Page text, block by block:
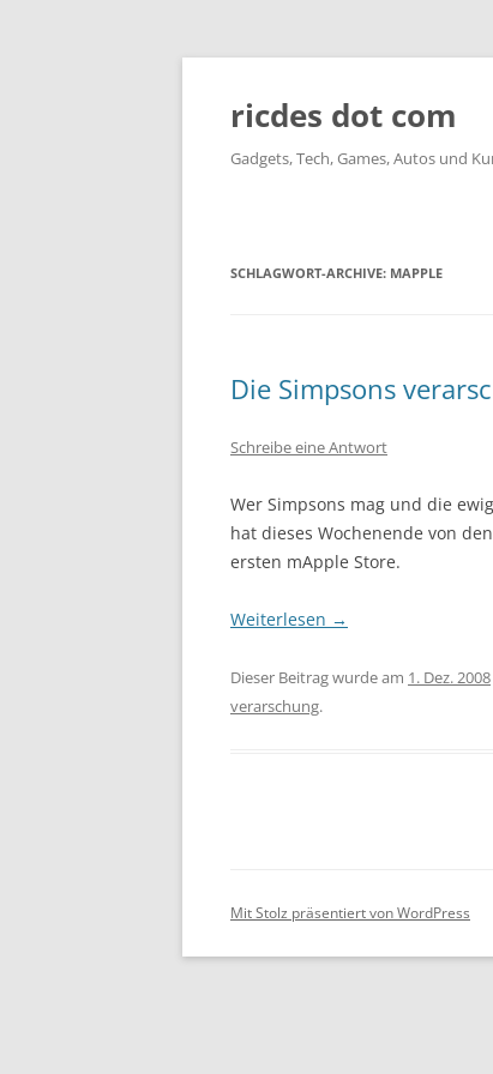
ricdes dot com
Gadgets, Tech, Games, Autos und
SCHLAGWORT-ARCHIVE: MAPPLE
Die Simpsons
Schreibe eine Antwort
Wer Simpsons mag und die
hat dieses Wochenende von
ersten mApple Store.
Weiterlesen →
Dieser Beitrag wurde am 1. Dez. 2008
verarschung.
Mit Stolz präsentiert von WordPress